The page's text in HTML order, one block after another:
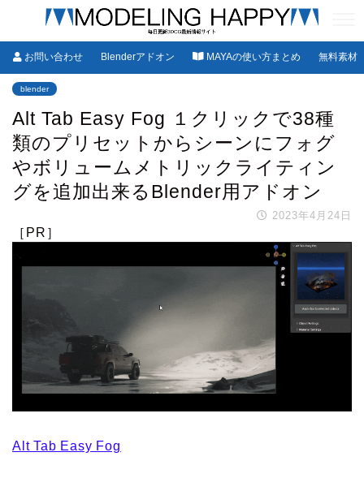
お問い合わせ Blenderアドオン MAYAの使い方まとめ 無料素材
blender
Alt Tab Easy Fog １クリックで38種
類のプリセットからシーンにフォグ
やボリュームメトリックライティン
グを追加出来るBlender用アドオン
2023年4月24日
［PR］
Alt Tab Easy Fog